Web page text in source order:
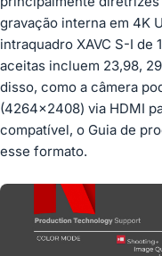
gravação interna em 4K
intraquadro XAVC S-I de
aceitas incluem 23,98,
disso, como a câmera
(4264×2408) via HDMI
compatível, o Guia de
esse formato.